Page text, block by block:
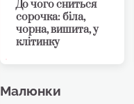
До чого сниться
сорочка: біла,
чорна, вишита, у
клітинку
Малюнки